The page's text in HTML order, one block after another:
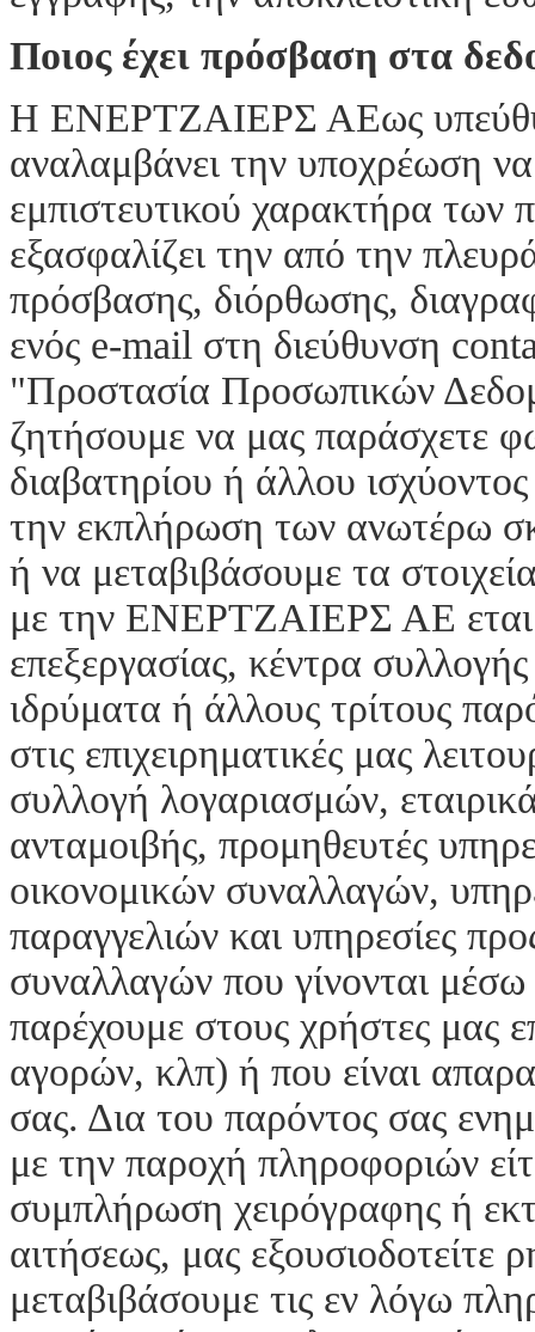
Ποιος έχει πρόσβαση στα
Η ΕΝΕΡΤΖΑΙΕΡΣ ΑΕως
αναλαμβάνει την υποχρέωση
εμπιστευτικού χαρακτήρα
εξασφαλίζει την από την
πρόσβασης, διόρθωσης,
ενός e-mail στη διεύθυνση
"Προστασία Προσωπικών
ζητήσουμε να μας παράσχετε
διαβατηρίου ή άλλου
την εκπλήρωση των ανωτέρω
ή να μεταβιβάσουμε τα
με την ΕΝΕΡΤΖΑΙΕΡΣ ΑΕ
επεξεργασίας, κέντρα
ιδρύματα ή άλλους τρίτους
στις επιχειρηματικές μας
συλλογή λογαριασμών,
ανταμοιβής, προμηθευτές
οικονομικών συναλλαγών,
παραγγελιών και υπηρεσίες
συναλλαγών που γίνονται μέσω
παρέχουμε στους χρήστες μας
αγορών, κλπ) ή που είναι
σας. Δια του παρόντος σας
με την παροχή πληροφοριών
συμπλήρωση χειρόγραφης ή
αιτήσεως, μας
μεταβιβάσουμε τις εν λόγω